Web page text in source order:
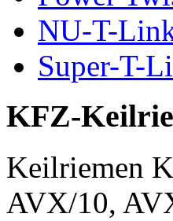
NU-T-
Super-T-
KFZ-
Keilriemen
AVX/10,